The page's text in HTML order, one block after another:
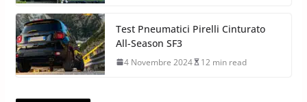
Test Pneumatici Pirelli Cinturato
All-Season SF3
4 Novembre 2024 12 min read